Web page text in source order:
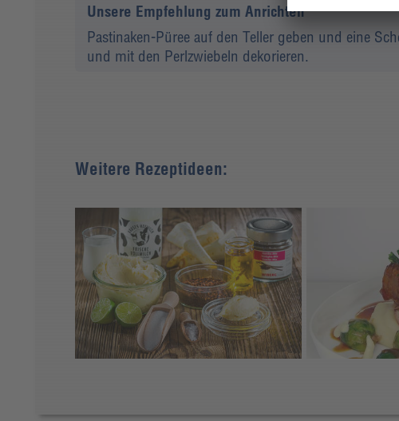
Unsere Empfehlung zum Anrichten
Pastinaken-Püree auf den Teller geben und eine
und mit den Perlzwiebeln dekorieren.
Weitere Rezeptideen: